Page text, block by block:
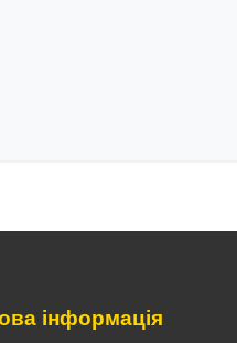
інформація